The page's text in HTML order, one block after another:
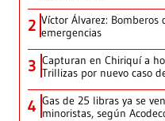
2 Víctor Álvarez:
emergencias
3 Capturan en Chiriquí a
Trillizas por nuevo caso
4 Gas de 25 libras ya se
minoristas, según